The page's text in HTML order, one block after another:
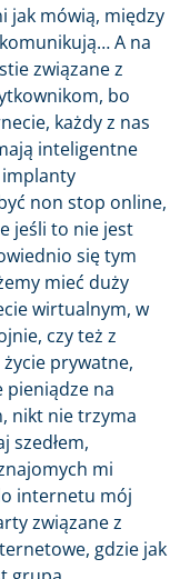
jak mówią, między
A na
związane z
bo
każdy z nas
inteligentne
non stop online,
jeśli to nie jest
się tym
mieć duży
wirtualnym, w
czy też z
prywatne,
pieniądze na
nikt nie trzyma
szedłem,
mi
internetu mój
związane z
gdzie jak